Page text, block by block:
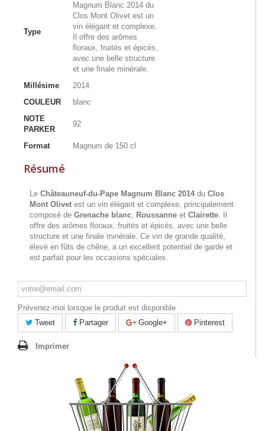
Type
Magnum Blanc 2014 du
Clos Mont Olivet est un
vin élégant et complexe.
Il offre des arômes
floraux, fruités et épicés,
avec une belle structure
et une finale minérale.
Millésime
2014
COULEUR
blanc
NOTE
PARKER
92
Format Magnum de 150 cl
Résumé
Le Châteauneuf-du-Pape Magnum Blanc 2014 du Clos
Mont Olivet est un vin élégant et complexe, principalement
composé de Grenache blanc, Roussanne et Clairette. Il
offre des arômes floraux, fruités et épicés, avec une belle
structure et une finale minérale. Ce vin de grande qualité,
élevé en fûts de chêne, a un excellent potentiel de garde et
est parfait pour les occasions spéciales.
Prévenez-moi lorsque le produit est disponible
Tweet
Partager Google+ Pinterest
Imprimer